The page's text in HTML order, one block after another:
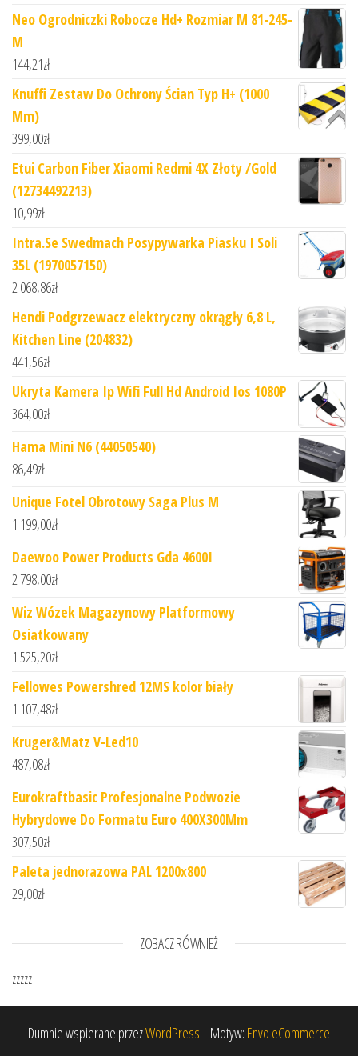
Neo Ogrodniczki Robocze Hd+ Rozmiar M 81-245-
M
144,21zł
Knuffi Zestaw Do Ochrony Ścian Typ H+ (1000
Mm)
399,00zł
Etui Carbon Fiber Xiaomi Redmi 4X Złoty /Gold
(12734492213)
10,99zł
Intra.Se Swedmach Posypywarka Piasku I Soli
35L (1970057150)
2 068,86zł
Hendi Podgrzewacz elektryczny okrągły 6,8 L,
Kitchen Line (204832)
441,56zł
Ukryta Kamera Ip Wifi Full Hd Android Ios 1080P
364,00zł
Hama Mini N6 (44050540)
86,49zł
Unique Fotel Obrotowy Saga Plus M
1 199,00zł
Daewoo Power Products Gda 4600I
2 798,00zł
Wiz Wózek Magazynowy Platformowy
Osiatkowany
1 525,20zł
Fellowes Powershred 12MS kolor biały
1 107,48zł
Kruger&Matz V-Led10
487,08zł
Eurokraftbasic Profesjonalne Podwozie
Hybrydowe Do Formatu Euro 400X300Mm
307,50zł
Paleta jednorazowa PAL 1200x800
29,00zł
ZOBACZ RÓWNIEŻ
zzzzz
Dumnie wspierane przezWordPress | Motyw: Envo eCommerce